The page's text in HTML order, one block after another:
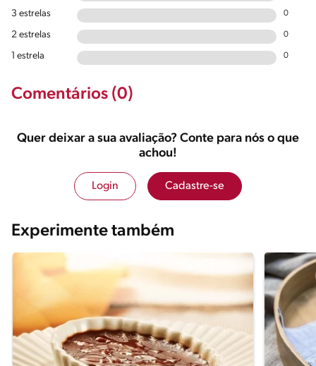
3 estrelas 0
2 estrelas 0
1 estrela 0
Comentários (0)
Quer deixar a sua avaliação? Conte para nós o que
achou!
Login Cadastre-se
Experimente também